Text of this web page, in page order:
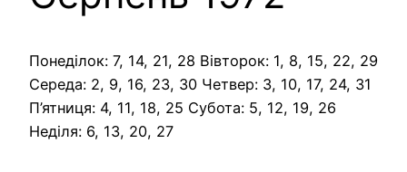
Понеділок: 7, 14, 21, 28 Вівторок: 1, 8, 15, 22, 29
Середа: 2, 9, 16, 23, 30 Четвер: 3, 10, 17, 24, 31
П’ятниця: 4, 11, 18, 25 Субота: 5, 12, 19, 26
Неділя: 6, 13, 20, 27